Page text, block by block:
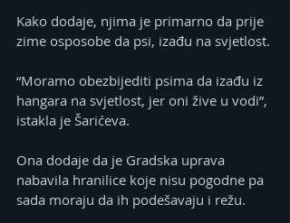
Kako dodaje, njima je primarno da prije
zime osposobe da psi, izađu na svjetlost.
“Moramo obezbijediti psima da izađu iz
hangara na svjetlost, jer oni žive u vodi”,
istakla je Šarićeva.
Ona dodaje da je Gradska uprava
nabavila hranilice koje nisu pogodne pa
sada moraju da ih podešavaju i režu.